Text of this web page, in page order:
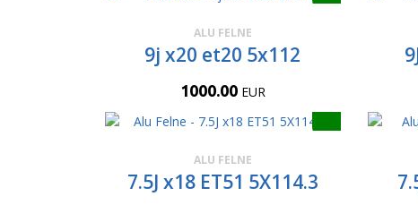
ALU FELNE
9j x20 et20 5x112
1000.00 EUR
ALU FELNE
7.5J x18 ET51 5X114.3